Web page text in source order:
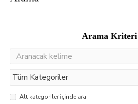
Arama Kriteri
Alt kategoriler içinde ara